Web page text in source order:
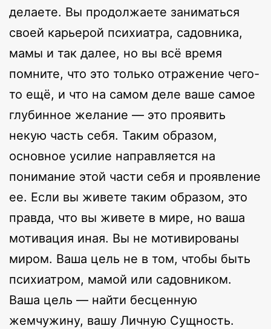
делаете. Вы продолжаете заниматься
своей карьерой психиатра, садовника,
мамы и так далее, но вы всё время
помните, что это только отражение чего-
то ещё, и что на самом деле ваше самое
глубинное желание — это проявить
некую часть себя. Таким образом,
основное усилие направляется на
понимание этой части себя и проявление
ее. Если вы живете таким образом, это
правда, что вы живете в мире, но ваша
мотивация иная. Вы не мотивированы
миром. Ваша цель не в том, чтобы быть
психиатром, мамой или садовником.
Ваша цель — найти бесценную
жемчужину, вашу Личную Сущность.